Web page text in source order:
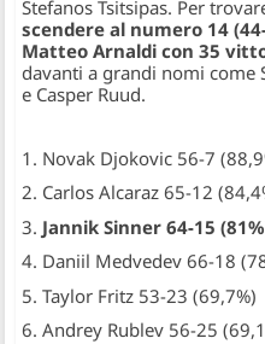
Stefanos Tsitsipas. Per
scendere al numero 14
Matteo Arnaldi con 35
davanti a grandi nomi come
e Casper Ruud.
Novak Djokovic 56-7
Carlos Alcaraz 65-12
Jannik Sinner 64-15
Daniil Medvedev 66-18
Taylor Fritz 53-23 (69,7%)
Andrey Rublev 56-25